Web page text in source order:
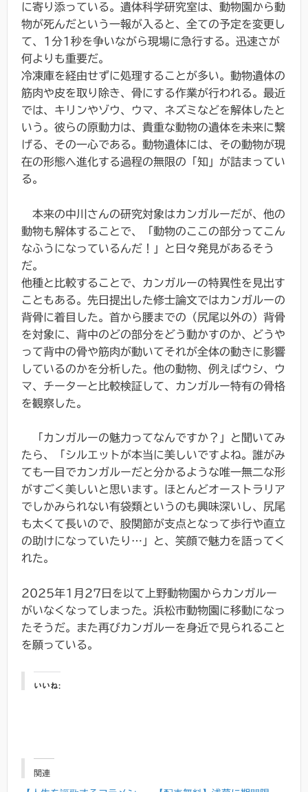
に寄り添っている。遺体科学研究室は、動物園から動
物が死んだという一報が入ると、全ての予定を変更し
て、1分1秒を争いながら現場に急行する。迅速さが
何よりも重要だ。
冷凍庫を経由せずに処理することが多い。動物遺体の
筋肉や皮を取り除き、骨にする作業が行われる。最近
では、キリンやゾウ、ウマ、ネズミなどを解体したと
いう。彼らの原動力は、貴重な動物の遺体を未来に繋
げる、その一心である。動物遺体には、その動物が現
在の形態へ進化する過程の無限の「知」が詰まってい
る。
本来の中川さんの研究対象はカンガルーだが、他の
動物も解体することで、「動物のここの部分ってこん
なふうになっているんだ！」と日々発見があるそう
だ。
他種と比較することで、カンガルーの特異性を見出す
こともある。先日提出した修士論文ではカンガルーの
背骨に着目した。首から腰までの（尻尾以外の）背骨
を対象に、背中のどの部分をどう動かすのか、どうや
って背中の骨や筋肉が動いてそれが全体の動きに影響
しているのかを分析した。他の動物、例えばウシ、ウ
マ、チーターと比較検証して、カンガルー特有の骨格
を観察した。
「カンガルーの魅力ってなんですか？」と聞いてみ
たら、「シルエットが本当に美しいですよね。誰がみ
ても一目でカンガルーだと分かるような唯一無二な形
がすごく美しいと思います。ほとんどオーストラリア
でしかみられない有袋類というのも興味深いし、尻尾
も太くて長いので、股関節が支点となって歩行や直立
の助けになっていたり…」と、笑顔で魅力を語ってく
れた。
2025年1月27日を以て上野動物園からカンガルー
がいなくなってしまった。浜松市動物園に移動になっ
たそうだ。また再びカンガルーを身近で見られること
を願っている。
いいね:
関連